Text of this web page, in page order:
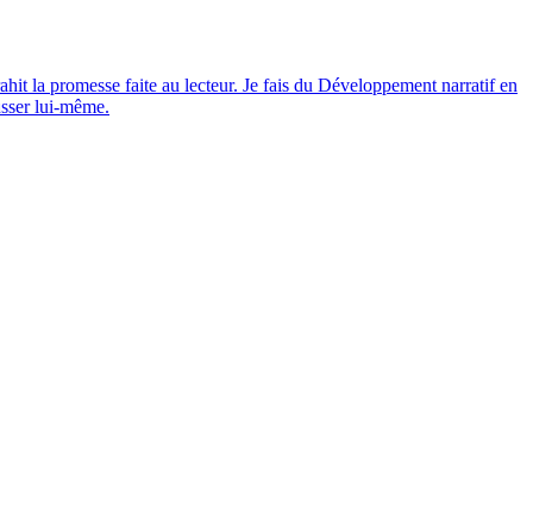
la promesse faite au lecteur. Je fais du Développement narratif en
lui-même.